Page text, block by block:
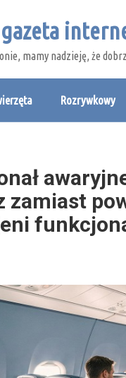
mamy nadzieję, że
Rozrywkowy
zamiast